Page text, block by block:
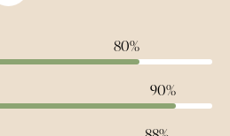
80%
90%